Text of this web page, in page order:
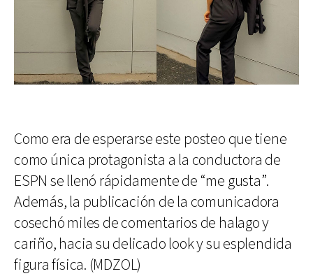
Como era de esperarse este posteo que tiene
como única protagonista a la conductora de
ESPN se llenó rápidamente de “me gusta”.
Además, la publicación de la comunicadora
cosechó miles de comentarios de halago y
cariño, hacia su delicado look y su esplendida
figura física. (MDZOL)